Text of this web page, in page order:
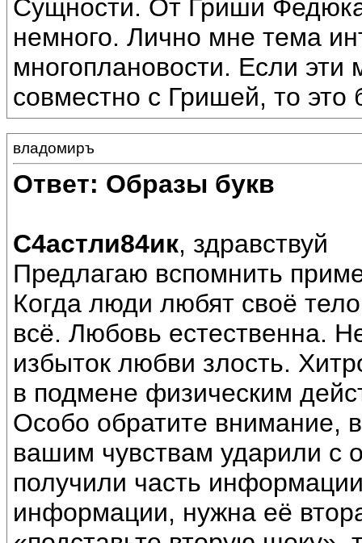
Сущности. От Гриши
немного. Лично мне тема
многоплановости. Если
совместно с Гришей, то это
владомиръ
Ответ: Образы букв
С4астли84ик, здравствуй
Предлагаю вспомнить
Когда люди любят своё
всё. Любовь естественна.
избыток любви злость.
в подмене физическим
Особо обратите внимание,
вашим чувствам ударили с
получили часть
информации, нужна её